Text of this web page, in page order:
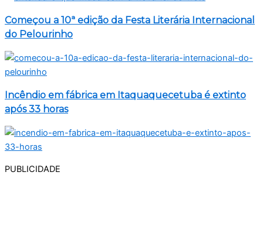
Começou a 10ª edição da Festa Literária Internacional
do Pelourinho
Incêndio em fábrica em Itaquaquecetuba é extinto
após 33 horas
PUBLICIDADE